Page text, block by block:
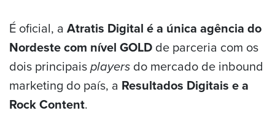
É oficial, a Atratis Digital é a única agência do
Nordeste com nível GOLD de parceria com os
dois principaisplayers do mercado de inbound
marketing do país, a Resultados Digitais e a
Rock Content.